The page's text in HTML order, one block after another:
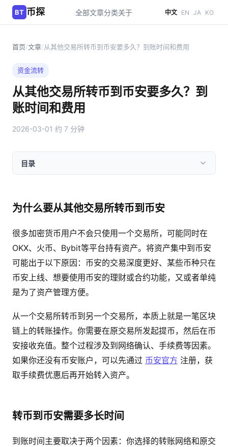
BT 币探 全部文章分类关于 中文 EN JA KO
首页/文章/从其他交易所转币到币安要多久？到账时间和费用
资金流转
从其他交易所转币到币安要多久？到
账时间和费用
2026-03-01·约 7 分钟
目录
为什么要从其他交易所转币到币安
很多加密货币用户不会只使用一个交易所，可能同时在
OKX、火币、Bybit等平台持有资产。将资产集中到币安
可能出于以下原因：币安的交易深度更好、某些币种只在
币安上线、想要使用币安的理财或合约功能，又或者单纯
是为了资产管理方便。
从一个交易所转币到另一个交易所，本质上就是一笔区块
链上的转账操作。你需要在原交易所发起提币，然后在币
安接收充值。整个过程涉及到网络确认、手续费等因素。
如果你还没有币安账户，可以先通过 币安官方 注册，获
取手续费优惠后再开始转入资产。
转币到币安需要多长时间
到账时间主要取决于两个因素：你选择的转账网络和原交